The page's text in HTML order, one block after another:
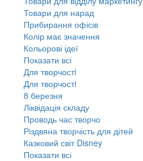
Товари для нарад
Прибирання офісів
Колір має значення
Кольорові ідеї
Показати всі
Для творчостi
Для творчостi
8 березня
Ліквідація складу
Проводь час творчо
Різдвяна творчість для дітей
Казковий світ Disney
Показати всі